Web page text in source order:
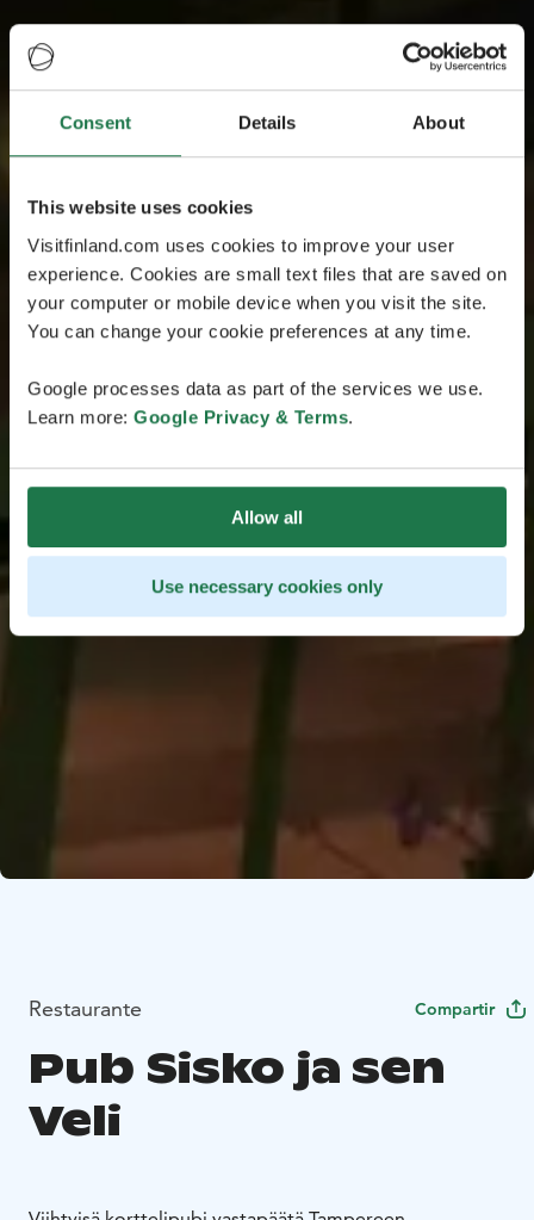
Consent Details About
This website uses cookies
Visitfinland.com uses cookies to improve your user
experience. Cookies are small text files that are saved on
your computer or mobile device when you visit the site.
You can change your cookie preferences at any time.
Google processes data as part of the services we use.
Learn more: Google Privacy & Terms.
Allow all
Use necessary cookies only
Restaurante Compartir
Pub Sisko ja sen
Veli